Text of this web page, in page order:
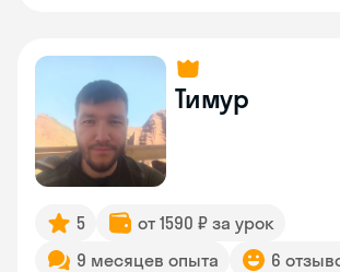
Тимур
5
от 1590 ₽ за урок
9 месяцев опыта
6